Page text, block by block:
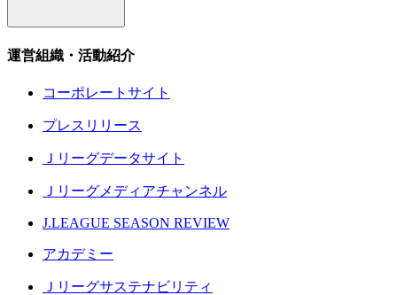
運営組織・活動紹介
コーポレートサイト
プレスリリース
Ｊリーグデータサイト
Ｊリーグメディアチャンネル
J.LEAGUE SEASON REVIEW
アカデミー
Ｊリーグサステナビリティ